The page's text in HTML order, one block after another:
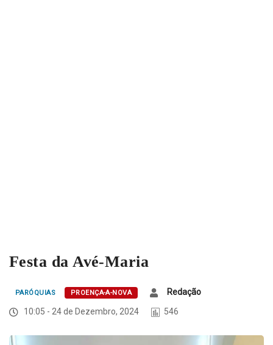
Festa da Avé-Maria
PARÓQUIAS PROENÇA-A-NOVA
Redação
10:05 - 24 de Dezembro, 2024
546